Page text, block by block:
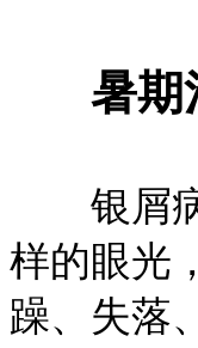
暑期
银屑病
样的眼光
躁、失落